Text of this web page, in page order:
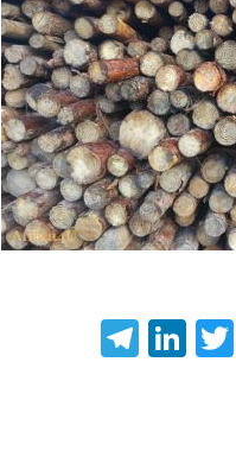
Email
Twitter
LinkedIn